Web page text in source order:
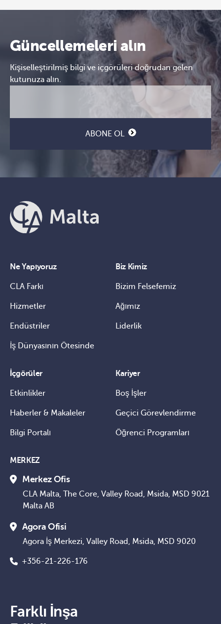
Güncellemeleri alın
Kişiselleştirilmiş bilgi ve içgörüleri doğrudan gelen
kutunuza alın.
ABONE OL
Ne Yapıyoruz
CLA Farkı
Hizmetler
Endüstriler
İş Dünyasının Ötesinde
Biz Kimiz
Bizim Felsefemiz
Ağımız
Liderlik
İçgörüler
Etkinlikler
Haberler & Makaleler
Bilgi Portalı
Kariyer
Boş İşler
Geçici Görevlendirme
Öğrenci Programları
MERKEZ
Merkez Ofis
CLA Malta, The Core, Valley Road, Msida, MSD 9021
Malta AB
Agora Ofisi
Agora İş Merkezi, Valley Road, Msida, MSD 9020
+356-21-226-176
Farklı İnşa